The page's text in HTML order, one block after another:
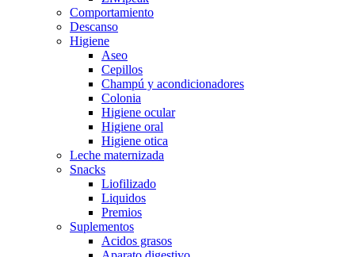
Comportamiento
Descanso
Higiene
Aseo
Cepillos
Champú y acondicionadores
Colonia
Higiene ocular
Higiene oral
Higiene otica
Leche maternizada
Snacks
Liofilizado
Liquidos
Premios
Suplementos
Acidos grasos